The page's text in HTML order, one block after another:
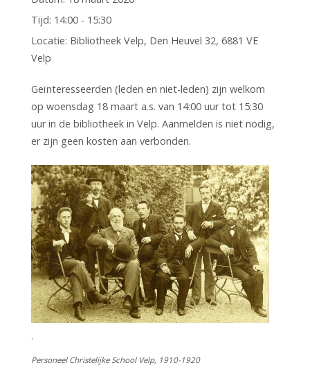
Tijd: 14:00 - 15:30
Locatie: Bibliotheek Velp, Den Heuvel 32, 6881 VE
Velp
Geïnteresseerden (leden en niet-leden) zijn welkom
op woensdag 18 maart a.s. van 14:00 uur tot 15:30
uur in de bibliotheek in Velp. Aanmelden is niet nodig,
er zijn geen kosten aan verbonden.
.
Personeel Christelijke School Velp, 1910-1920